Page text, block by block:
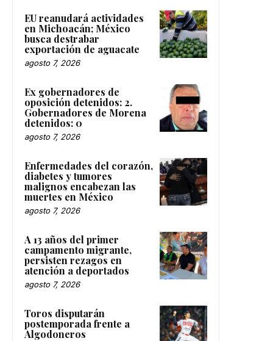
EU reanudará actividades
en Michoacán; México
busca destrabar
exportación de aguacate
agosto 7, 2026
Ex gobernadores de
oposición detenidos: 2.
Gobernadores de Morena
detenidos: 0
agosto 7, 2026
Enfermedades del corazón,
diabetes y tumores
malignos encabezan las
muertes en México
agosto 7, 2026
A 13 años del primer
campamento migrante,
persisten rezagos en
atención a deportados
agosto 7, 2026
Toros disputarán
postemporada frente a
Algodoneros